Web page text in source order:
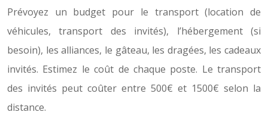
Prévoyez un budget pour le transport (location de
véhicules, transport des invités), l’hébergement (si
besoin), les alliances, le gâteau, les dragées, les cadeaux
invités. Estimez le coût de chaque poste. Le transport
des invités peut coûter entre 500€ et 1500€ selon la
distance.